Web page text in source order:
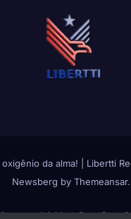
da alma!
Libertti
Newsberg by Themeansar.
AtividadeBate Papo